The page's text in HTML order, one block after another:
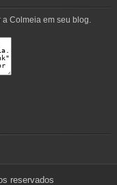
Colmeia em seu blog.
reservados